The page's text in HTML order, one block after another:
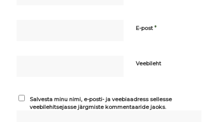
E-post*
Veebileht
Salvesta minu nimi, e-posti- ja veebiaadress sellesse
veebilehitsejasse järgmiste kommentaaride jaoks.